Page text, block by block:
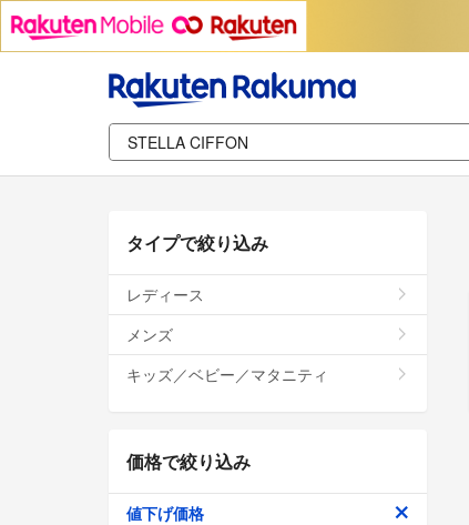
タイプで絞り込み
レディース
メンズ
キッズ／ベビー／マタニティ
価格で絞り込み
値下げ価格